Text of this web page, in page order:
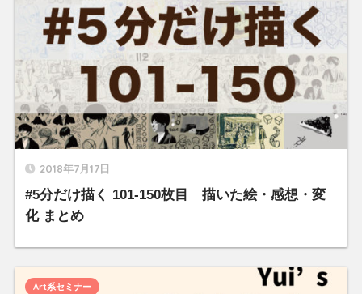
2018年7月17日
#5分だけ描く 101-150枚目 描いた絵・感想・変
化 まとめ
Art系セミナー